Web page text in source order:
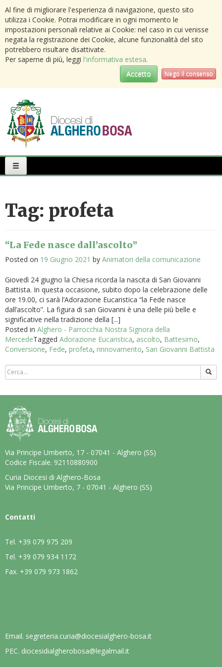
Al fine di migliorare l'esperienza di navigazione, questo sito
utilizza i Cookie. Potrai modificare in ogni momento le
impostazioni personali relative ai Cookie: nel caso in cui venisse
negata la registrazione dei Cookie, alcune funzionalità del sito
potrebbero risultare disattivate.
Per saperne di più, leggi l'informativa estesa.
Accetto
Nego il consenso
Menu
Tag: profeta
“La Fede nasce dall’ascolto”
Posted on 19 Giugno 2021 by Animatori della comunicazione
Giovedì 24 giugno la Chiesa ricorda la nascita di San Giovanni
Battista. In questa occasione, subito dopo la celebrazione delle
ore 19.00, ci sarà l’Adorazione Eucaristica “la Fede nasce
dall’ascolto”. La figura di san Giovanni è una delle più belle e
significative nella tradizione della [...]
Posted in Alghero - Parrocchia Nostra Signora della
MercedeTagged Adorazione Eucaristica, ascolto, Battesimo,
Conversione, Fede, profeta, rinnovamento, San Giovanni Battista
Via Principe Umberto, 17 - 07041 - Alghero (SS)
Codice Fiscale. 92110880900
Curia Diocesi di Alghero-Bosa
Via Principe Umberto, 7 - 07041 - Alghero (SS)
Contatti
Tel. +39 079 975 209
Tel. +39 079 934 1172
Fax. +39 079 973 1862
Email. segreteria.curia@diocesialghero-bosa.it
PEC. diocesidialgherobosa@legalmail.it